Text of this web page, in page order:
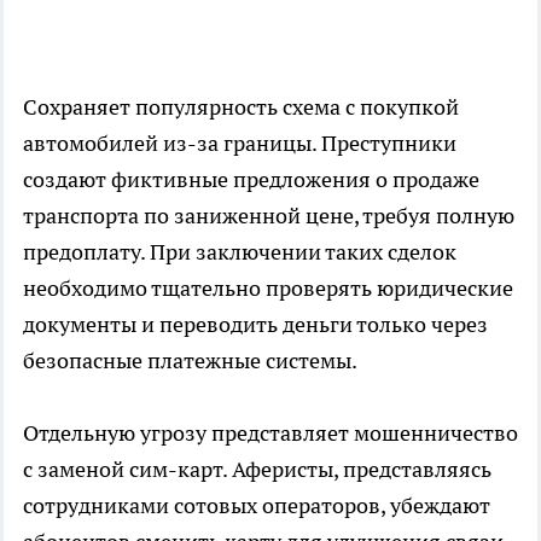
Сохраняет популярность схема с покупкой
автомобилей из-за границы. Преступники
создают фиктивные предложения о продаже
транспорта по заниженной цене, требуя полную
предоплату. При заключении таких сделок
необходимо тщательно проверять юридические
документы и переводить деньги только через
безопасные платежные системы.
Отдельную угрозу представляет мошенничество
с заменой сим-карт. Аферисты, представляясь
сотрудниками сотовых операторов, убеждают